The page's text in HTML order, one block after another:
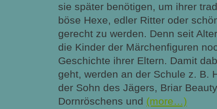
sie später benötigen, um ihrer
böse Hexe, edler Ritter oder
gerecht zu werden. Denn seit
die Kinder der Märchenfiguren
Geschichte ihrer Eltern. Damit
geht, werden an der Schule z. B.
der Sohn des Jägers, Briar
Dornröschens und (more…)